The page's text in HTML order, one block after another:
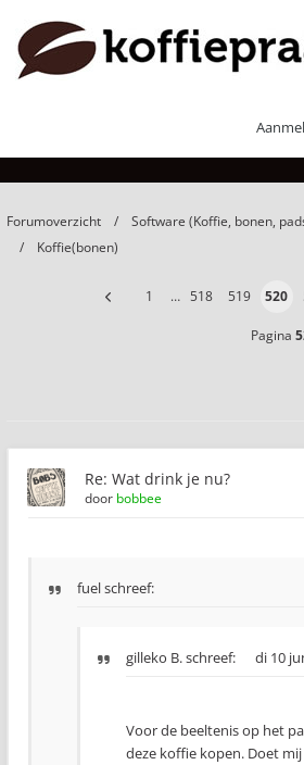
Forumoverzicht
Software (Koffie, bonen,
Koffie(bonen)
1 … 518 519 520
Pagina
Re: Wat drink je nu?
door bobbee
fuel schreef:
gilleko B.schreef: di 10
Voor de beeltenis op het
deze koffie kopen. Doet